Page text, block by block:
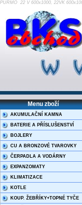
PURMO 22 V 600x1000, 22VK
Menu zboží
AKUMULAČNÍ KAMNA
BATERIE A PŘÍSLUŠENSTVÍ
BOJLERY
CU A BRONZOVÉ TVAROVKY
ČERPADLA A VODÁRNY
EXPANZOMATY
KLIMATIZACE
KOTLE
KOUP. ŽEBŘÍKY+TOPNÉ TYČE